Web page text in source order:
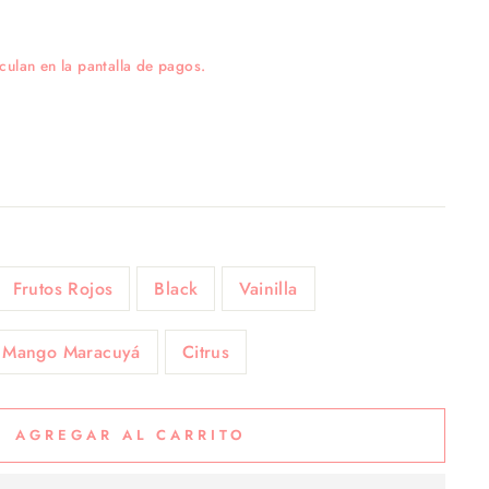
en la pantalla de pagos.
Frutos Rojos Black Vainilla
Mango Maracuyá Citrus
AGREGAR AL CARRITO